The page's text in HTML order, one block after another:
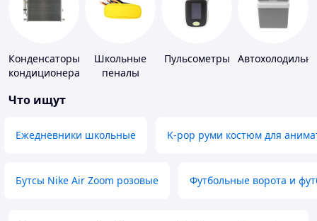
Конденсаторы
кондиционера
Школьные
пеналы
Пульсометры
Что ищут
Ежедневники школьные K-pop руми костюм для
Бутсы Nike Air Zoom розовые Футбольные ворота и